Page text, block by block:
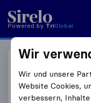
Powered by TriGlobal
Werden
Partner
Wir
Wir und unsere
Website Cookies,
verbessern,